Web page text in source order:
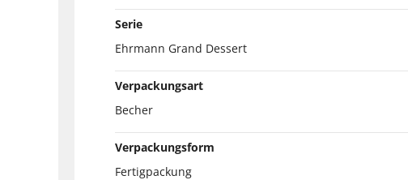
Serie
Ehrmann Grand Dessert
Verpackungsart
Becher
Verpackungsform
Fertigpackung